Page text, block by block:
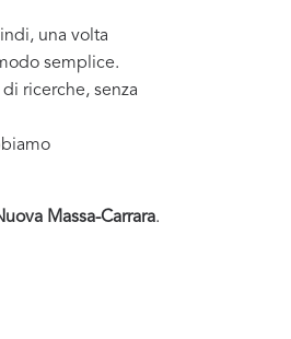
una volta
semplice.
ricerche, senza
Massa-Carrara.